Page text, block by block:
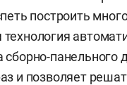
построить
сборно-панельного
и позволяет